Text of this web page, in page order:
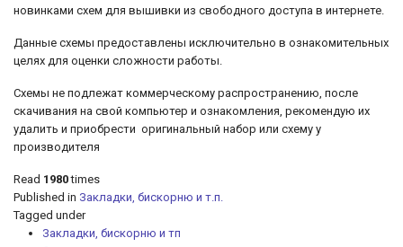
новинками схем для вышивки из свободного доступа в интернете.
Данные схемы предоставлены исключительно в ознакомительных
целях для оценки сложности работы.
Схемы не подлежат коммерческому распространению, после
скачивания на свой компьютер и ознакомления, рекомендую их
удалить и приобрести оригинальный набор или схему у
производителя
Read 1980times
Published in Закладки, бискорню и т.п.
Tagged under
Закладки, бискорню и тп